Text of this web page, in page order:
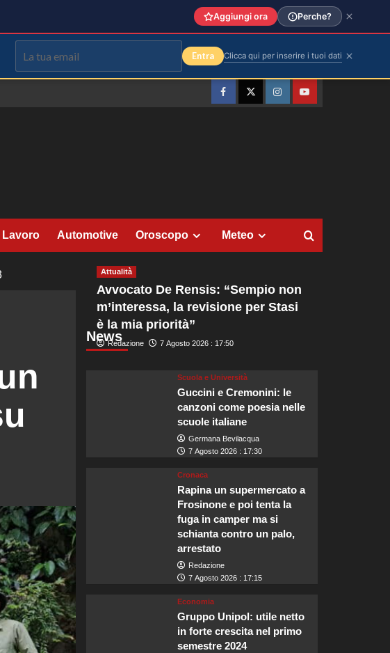
FacebookTwitterInstagramYouTube
Lavoro Automotive Oroscopo Meteo
News
Attualità
Avvocato De Rensis: “Sempio non
m’interessa, la revisione per Stasi
è la mia priorità”
Redazione 7 Agosto 2026 : 17:50
Scuola e Università
Guccini e Cremonini: le
canzoni come poesia nelle
scuole italiane
Germana Bevilacqua
7 Agosto 2026 : 17:30
Cronaca
Rapina un supermercato a
Frosinone e poi tenta la
fuga in camper ma si
schianta contro un palo,
arrestato
Redazione
7 Agosto 2026 : 17:15
Economia
Gruppo Unipol: utile netto
in forte crescita nel primo
semestre 2024
Aggiungi ora Perche?
Entra Clicca qui per inserire i tuoi dati